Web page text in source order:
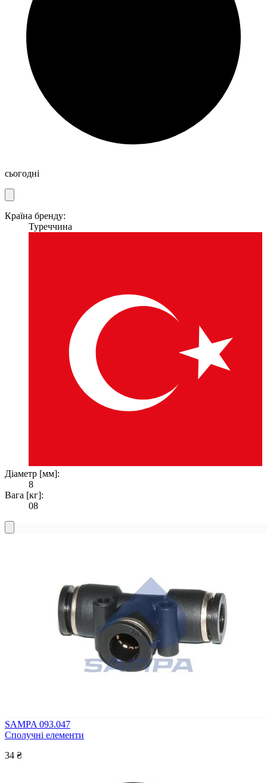
сьогодні
Країна бренду:
Туреччина
Діаметр [мм]:
8
Вага [кг]:
08
SAMPA 093.047
Сполучні елементи
34 ₴